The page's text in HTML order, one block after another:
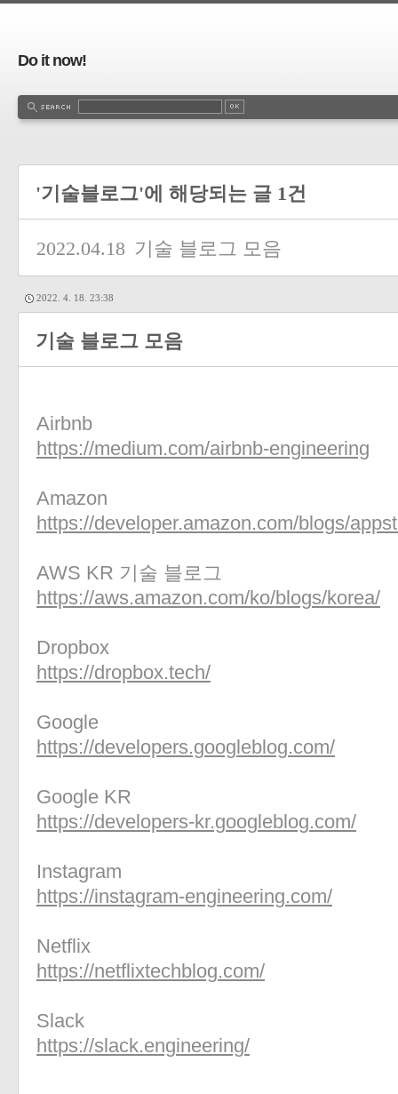
Do it now!
'기술블로그'에 해당되는 글 1건
2022.04.18 기술 블로그 모음
2022. 4. 18. 23:38
기술 블로그 모음
Airbnb
https://medium.com/airbnb-engineering
Amazon
https://developer.amazon.com/blogs/
AWS KR 기술 블로그
https://aws.amazon.com/ko/blogs/korea/
Dropbox
https://dropbox.tech/
Google
https://developers.googleblog.com/
Google KR
https://developers-kr.googleblog.com/
Instagram
https://instagram-engineering.com/
Netflix
https://netflixtechblog.com/
Slack
https://slack.engineering/